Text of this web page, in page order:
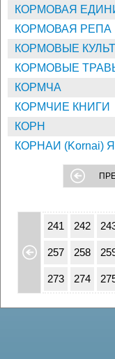
КОРМОВАЯ
КОРМОВАЯ РЕПА
КОРМОВЫЕ
КОРМОВЫЕ
КОРМЧА
КОРМЧИЕ КНИГИ
КОРН
КОРНАИ (Kornai)
224
241 242
257 258
273 274